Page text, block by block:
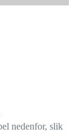
nedenfor, slik